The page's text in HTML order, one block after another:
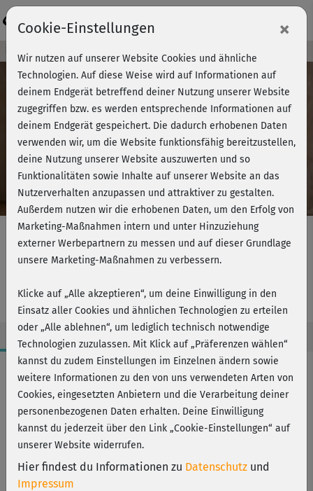
Play
Video
Kursvorschau - Jetzt mitmachen!
Starke Mitte mit Pilates -
Einführung
Workout-Facts
mittelschwer
1 Min
Anette Alvaredo
Cookie-Einstellungen ×
Wir nutzen auf unserer Website Cookies und ähnliche
Technologien. Auf diese Weise wird auf Informationen auf
deinem Endgerät betreffend deiner Nutzung unserer Website
zugegriffen bzw. es werden entsprechende Informationen auf
deinem Endgerät gespeichert. Die dadurch erhobenen Daten
verwenden wir, um die Website funktionsfähig bereitzustellen,
deine Nutzung unserer Website auszuwerten und so
Funktionalitäten sowie Inhalte auf unserer Website an das
Nutzerverhalten anzupassen und attraktiver zu gestalten.
Außerdem nutzen wir die erhobenen Daten, um den Erfolg von
Marketing-Maßnahmen intern und unter Hinzuziehung
externer Werbepartnern zu messen und auf dieser Grundlage
unsere Marketing-Maßnahmen zu verbessern.
Klicke auf „Alle akzeptieren“, um deine Einwilligung in den
Einsatz aller Cookies und ähnlichen Technologien zu erteilen
oder „Alle ablehnen“, um lediglich technisch notwendige
Technologien zuzulassen. Mit Klick auf „Präferenzen wählen“
kannst du zudem Einstellungen im Einzelnen ändern sowie
weitere Informationen zu den von uns verwendeten Arten von
Cookies, eingesetzten Anbietern und die Verarbeitung deiner
personenbezogenen Daten erhalten. Deine Einwilligung
kannst du jederzeit über den Link „Cookie-Einstellungen“ auf
unserer Website widerrufen.
Hier findest du Informationen zu Datenschutz und
Impressum